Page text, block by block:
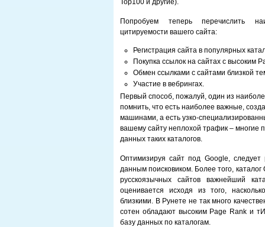
Top100 и другие).
Попробуем теперь перечислить
цитируемости вашего сайта:
Регистрация сайта в популярных
Покупка ссылок на сайтах с высоким
Обмен ссылками с сайтами близкой
Участие в вебрингах.
Первый способ, пожалуй, один из
помнить, что есть наиболее важные,
машинами, а есть узко-
вашему сайту неплохой трафик –
данных таких каталогов.
Оптимизируя сайт под Google, следует
данным поисковиком. Более того,
русскоязычных сайтов важнейший
оценивается исходя из того,
близкими. В Рунете не так много
сотен обладают высоким Page Rank и
базу данных по каталогам.